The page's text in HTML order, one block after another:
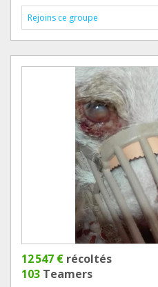
Rejoins ce groupe
12 547 € récoltés
103 Teamers